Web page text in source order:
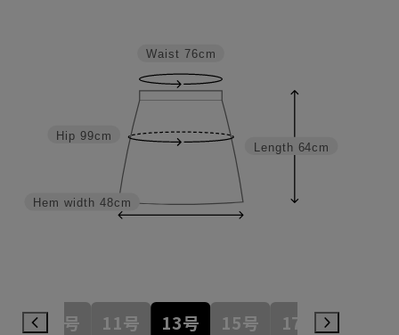
Length 64cm
Hem width 48cm
Hip 99cm
Waist 76cm
7号 9号 11号 13号 15号 17号